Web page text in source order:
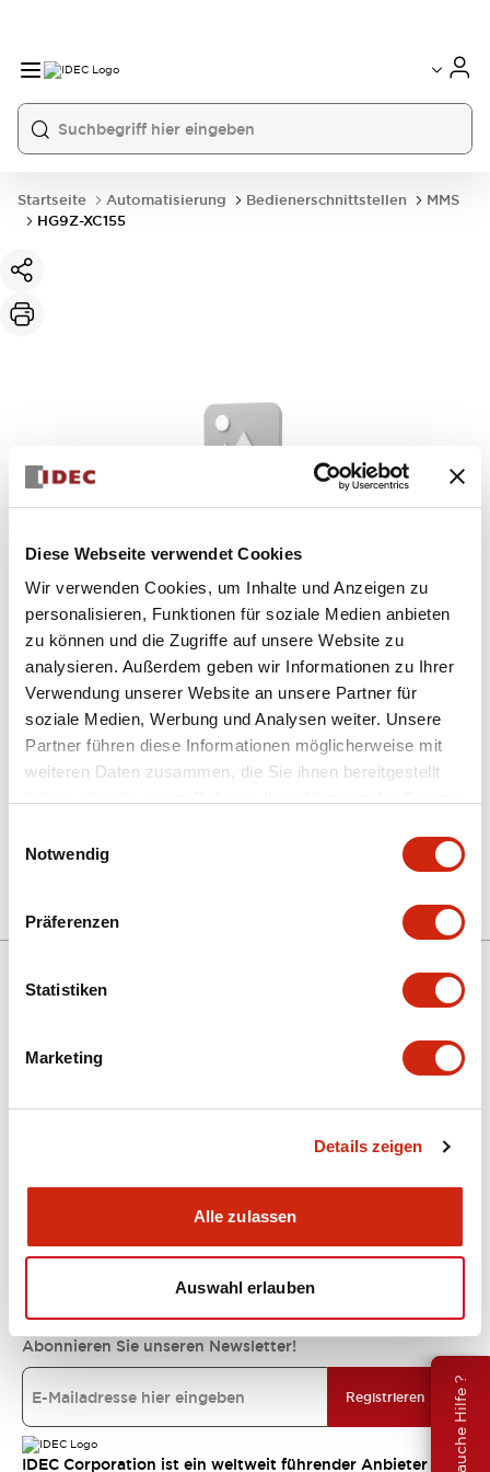
Diese Webseite verwendet Cookies
Wir verwenden Cookies, um Inhalte und Anzeigen zu
personalisieren, Funktionen für soziale Medien anbieten
zu können und die Zugriffe auf unsere Website zu
analysieren. Außerdem geben wir Informationen zu Ihrer
Verwendung unserer Website an unsere Partner für
soziale Medien, Werbung und Analysen weiter. Unsere
Partner führen diese Informationen möglicherweise mit
weiteren Daten zusammen, die Sie ihnen bereitgestellt
Notwendig
Präferenzen
Statistiken
Marketing
Details zeigen
Alle zulassen
Auswahl erlauben
Brauche Hilfe ?
Startseite Automatisierung Bedienerschnittstellen
MMS
HG9Z-XC155
HG9Z-XC155
KABEL
Ressourcen und Dokumente
Über IDEC
IDEC-Verpflichtungen
Abonnieren Sie unseren Newsletter!
Registrieren
IDEC Corporation ist ein weltweit führender Anbieter